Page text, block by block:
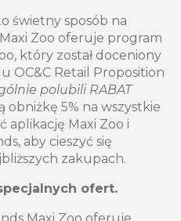
świetny sposób na
Zoo oferuje program
który został doceniony
OC&C Retail Proposition
polubili RABAT
obniżkę 5% na wszystkie
aplikację Maxi Zoo i
aby cieszyć się
zakupach.
ofert.